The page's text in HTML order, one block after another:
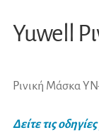
Yuwell
Ρινική Μάσκα
Δείτε τις